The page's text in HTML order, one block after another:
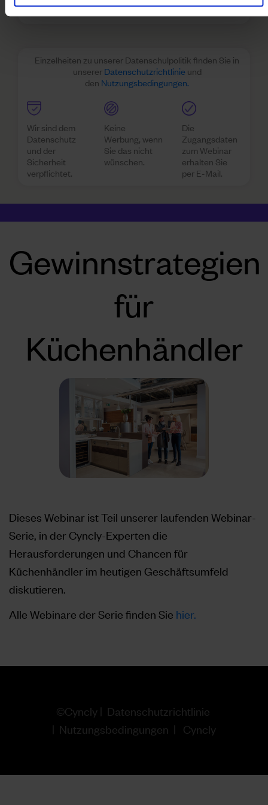
Einzelheiten zu unserer Datenschulpolitik finden Sie in
unsererDatenschutzrichtlinie und
den Nutzungsbedingungen.
Wir sind dem
Datenschutz
und der
Sicherheit
verpflichtet.
Keine
Werbung, wenn
Sie das nicht
wünschen.
Die
Zugangsdaten
zum Webinar
erhalten Sie
per E-Mail.
Gewinnstrategien
für
Küchenhändler
Dieses Webinar ist Teil unserer laufenden Webinar-
Serie, in der Cyncly-Experten die
Herausforderungen und Chancen für
Küchenhändler im heutigen Geschäftsumfeld
diskutieren.
Alle Webinare der Serie finden Sie hier.
©Cyncly | Datenschutzrichtlinie
Nutzungsbedingungen Cyncly